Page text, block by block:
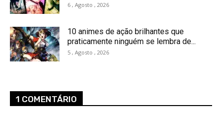
6 , Agosto , 2026
10 animes de ação brilhantes que
praticamente ninguém se lembra de...
5 , Agosto , 2026
1 COMENTÁRIO